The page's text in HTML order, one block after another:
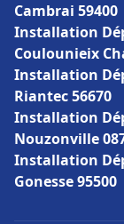
Cambrai 59400
Installation
Coulounieix
Installation
Riantec 56670
Installation
Nouzonville
Installation
Gonesse 95500